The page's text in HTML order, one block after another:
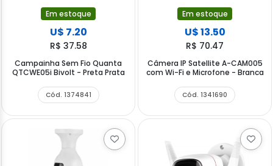
Em estoque
U$ 7.20
R$ 37.58
Campainha Sem Fio Quanta
QTCWE05i Bivolt - Preta Prata
Cód. 1374841
Em estoque
U$ 13.50
R$ 70.47
Câmera IP Satellite A-CAM005
com Wi-Fi e Microfone - Branca
Cód. 1341690